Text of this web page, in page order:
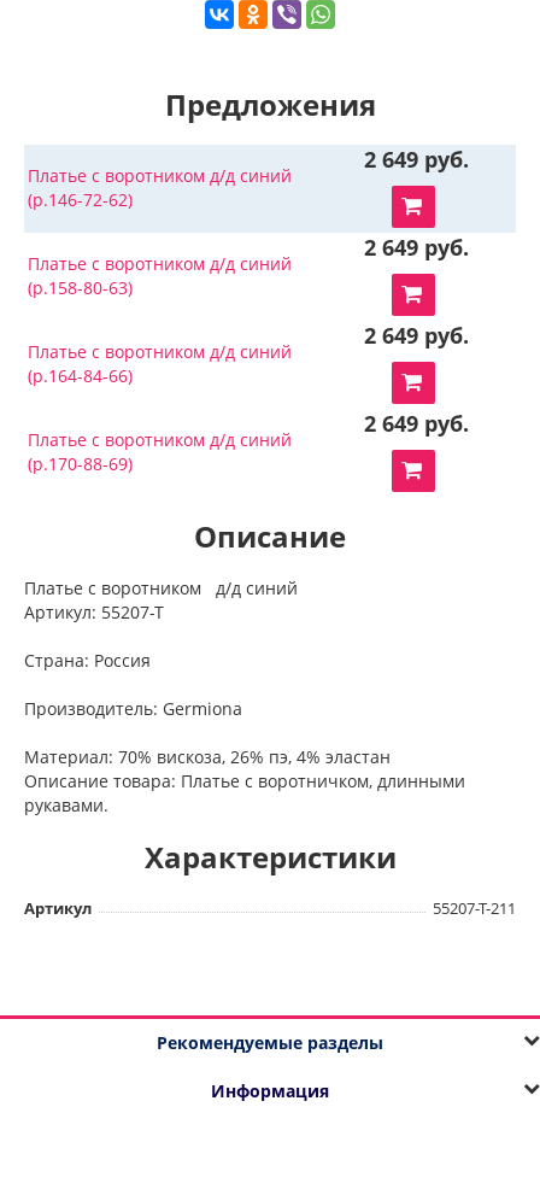
Предложения
Платье с воротником д/д синий
(р.146-72-62)
2 649 руб.
Платье с воротником д/д синий
(р.158-80-63)
2 649 руб.
Платье с воротником д/д синий
(р.164-84-66)
2 649 руб.
Платье с воротником д/д синий
(р.170-88-69)
2 649 руб.
Описание
Платье с воротником д/д синий
Артикул: 55207-Т
Страна: Россия
Производитель: Germiona
Материал: 70% вискоза, 26% пэ, 4% эластан
Описание товара: Платье с воротничком, длинными
рукавами.
Характеристики
Артикул 55207-Т-211
Рекомендуемые разделы
Информация